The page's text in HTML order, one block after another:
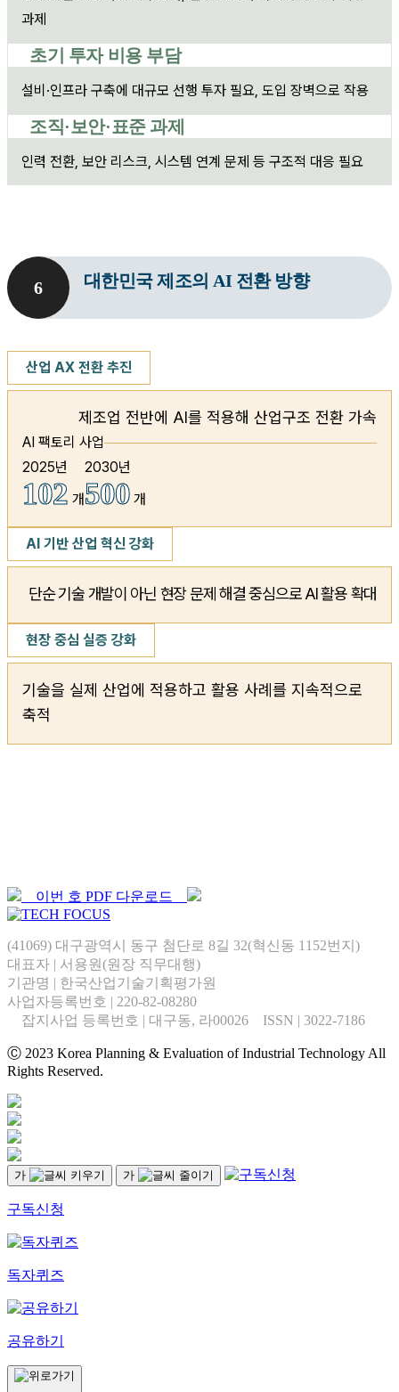
과제
초기 투자 비용 부담
설비·인프라 구축에 대규모 선행 투자 필요, 도입 장벽으로 작용
조직·보안·표준 과제
인력 전환, 보안 리스크, 시스템 연계 문제 등 구조적 대응 필요
6 대한민국 제조의 AI 전환 방향
산업 AX 전환 추진
제조업 전반에 AI를 적용해 산업구조 전환 가속
AI 팩토리 사업
2025년
102 개
2030년
500 개
AI 기반 산업 혁신 강화
단순 기술 개발이 아닌 현장 문제해결 중심으로 AI 활용 확대
현장 중심 실증 강화
기술을 실제 산업에 적용하고 활용 사례를 지속적으로
축적
이번 호 PDF 다운로드
(41069) 대구광역시 동구 첨단로 8길 32(혁신동 1152번지)
대표자 | 서용원(원장 직무대행)
기관명 | 한국산업기술기획평가원
사업자등록번호 | 220-82-08280
잡지사업 등록번호 | 대구동, 라00026 ISSN | 3022-7186
Ⓒ 2023 Korea Planning & Evaluation of Industrial Technology All
Rights Reserved.
가 가
구독신청
독자퀴즈
공유하기